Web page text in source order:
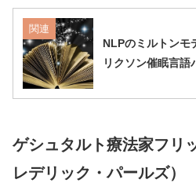
関連
NLPのミルトンモ
リクソン催眠言語
ゲシュタルト療法家フリ
レデリック・パールズ）